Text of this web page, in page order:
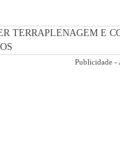
Publicidade -